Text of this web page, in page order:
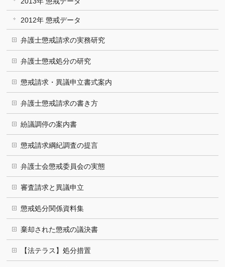
2012年 懲戒データ
弁護士懲戒請求の実務研究
弁護士懲戒処分の研究
懲戒請求・異議申立書式案内
弁護士懲戒請求の書き方
紛議調停の案内書
懲戒請求綱紀調査の提言
弁護士会懲戒委員会の実態
審査請求と異議申立
懲戒処分関係資料集
棄却された懲戒の議決書
【法テラス】処分措置